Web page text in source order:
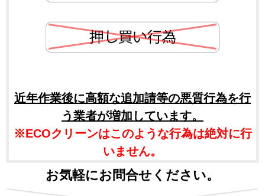
近年作業後に高額な追加請等の悪質行為を行
う業者が増加しています。
※ECOクリーンはこのような行為は絶対に行
いません。
お気軽にお問合せください。